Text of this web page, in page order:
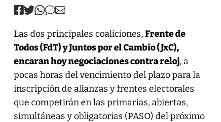
Las dos principales coaliciones,Frente de
Todos (FdT) y Juntos por el Cambio (JxC),
encaran hoy negociaciones contra reloj, a
pocas horas del vencimiento del plazo para la
inscripción de alianzas y frentes electorales
que competirán en las primarias, abiertas,
simultáneas y obligatorias (PASO) del próximo